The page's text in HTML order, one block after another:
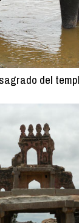
del